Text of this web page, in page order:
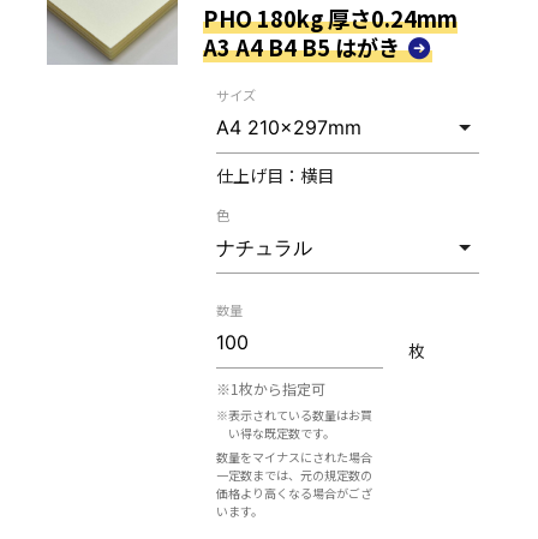
PHO 180kg 厚さ0.24mm
A3 A4 B4 B5 はがき
サイズ
仕上げ目： 横目
色
数量
※1枚から指定可
※表示されている数量はお買
い得な既定数です。
数量をマイナスにされた場合
一定数までは、元の規定数の
価格より高くなる場合がござ
います。
枚